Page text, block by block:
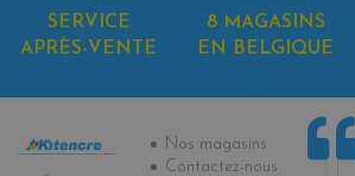
SERVICE
APRÈS-VENTE
8 MAGASINS
EN BELGIQUE
Informations
Nos magasins
Contactez-nous